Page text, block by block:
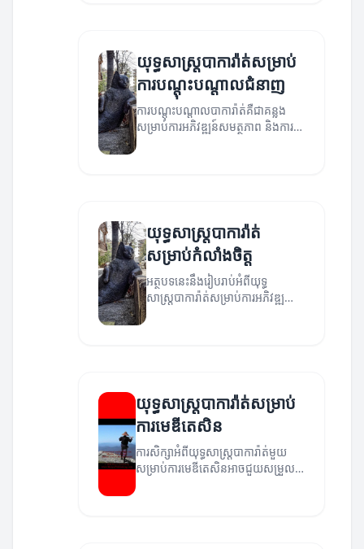
យុទ្ធសាស្ត្របាការ៉ាត់សម្រាប់
ការបណ្តុះបណ្តាលជំនាញ
ការបណ្តុះបណ្តាលបាការ៉ាត់គឺជាគន្លង
សម្រាប់ការអភិវឌ្ឍន៍សមត្ថភាព និងការ
ពិសោធន៍សមត្ថភាពនៅក្នុងការប្រកួត។
យុទ្ធសាស្ត្របាការ៉ាត់
សម្រាប់កំលាំងចិត្ត
អត្ថបទនេះនឹងរៀបរាប់អំពីយុទ្ធ
សាស្ត្របាការ៉ាត់សម្រាប់ការអភិវឌ្ឍ
កំលាំងចិត្តរបស់អ្នក។
យុទ្ធសាស្ត្របាការ៉ាត់សម្រាប់
ការមេឌីតេសិន
ការសិក្សាអំពីយុទ្ធសាស្ត្របាការ៉ាត់មួយ
សម្រាប់ការមេឌីតេសិនអាចជួយសម្រួល
នូវការអភិវឌ្ឍន៍ផ្នែកចិត្តវិជ្ជាជីវៈរបស់អ្នក។